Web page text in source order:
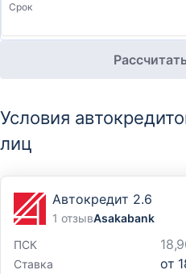
Срок
Условия
лиц
Автокредит 2.6
1 отзывAsakabank
ПСК
Ставка от